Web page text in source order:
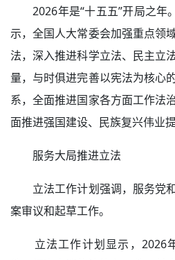
2026年是“十五五”开局之年
示，全国人大常委会加强重点领
法，深入推进科学立法、民主立
量，与时俱进完善以宪法为核心
系，全面推进国家各方面工作法
面推进强国建设、民族复兴伟业
服务大局推进立法
立法工作计划强调，服务党
案审议和起草工作。
立法工作计划显示，2026